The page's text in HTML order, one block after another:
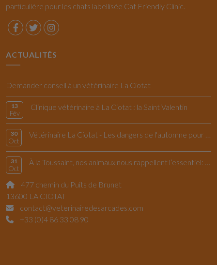
particulière pour les chats labellisée Cat Friendly Clinic.
ACTUALITÉS
Demander conseil à un vétérinaire La Ciotat
13
Fév
Clinique vétérinaire à La Ciotat : la Saint Valentin
30
Oct
Vétérinaire La Ciotat - Les dangers de l'automne pour le chiens et les chats
31
Oct
À la Toussaint, nos animaux nous rappellent l’essentiel: vivre l’instant présent
477 chemin du Puits de Brunet
13600 LA CIOTAT
contact@veterinairedesarcades.com
+33 (0)4 86 33 08 90